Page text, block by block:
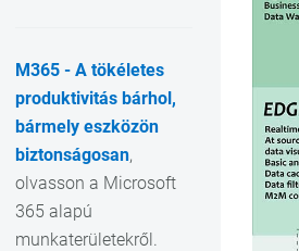
M365 - A tökéletes
produktivitás bárhol,
bármely eszközön
biztonságosan,
olvasson a Microsoft
365 alapú
munkaterületekről.